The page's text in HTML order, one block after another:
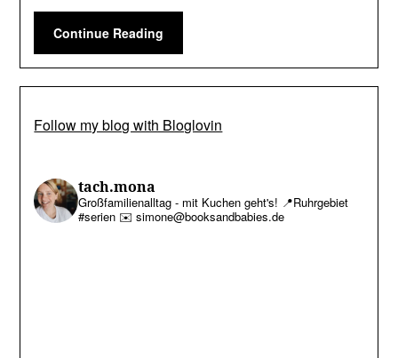
Continue Reading
Follow my blog with Bloglovin
tach.mona
Großfamilienalltag - mit Kuchen geht's! 📍Ruhrgebiet
#serien ✉️ simone@booksandbabies.de